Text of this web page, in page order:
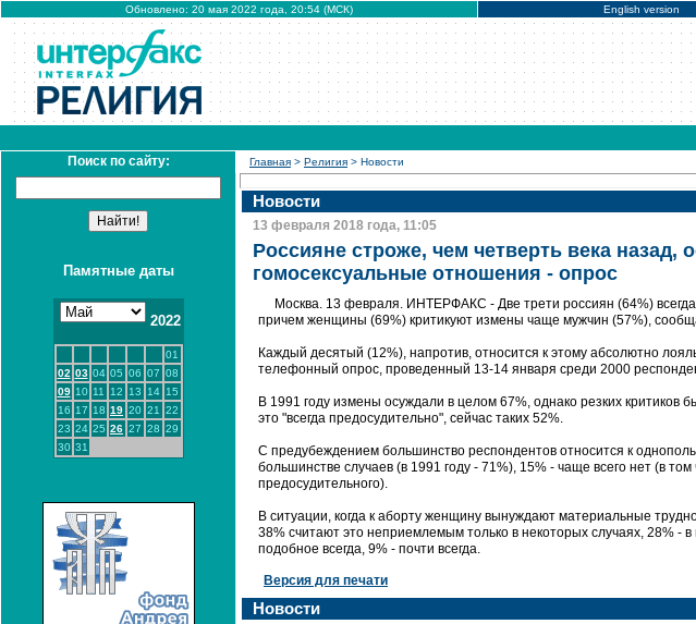
Обновлено: 20 мая 2022 года, 20:54 (МСК) English version
Поиск по сайту:
Памятные даты
2022
01
02 03 04 05 06 07 08
09 10 11 12 13 14 15
16 17 18 19 20 21
22
23 24 25 26 27 28 29
30 31
Главная > Религия > Новости
Новости
13 февраля 2018 года, 11:05
Россияне строже, чем четверть века назад,
гомосексуальные отношения - опрос
Москва. 13 февраля. ИНТЕРФАКС - Две трети россиян (64%)
причем женщины (69%) критикуют измены чаще мужчин (57%),
Каждый десятый (12%), напротив, относится к этому абсолютно
телефонный опрос, проведенный 13-14 января среди 2000
В 1991 году измены осуждали в целом 67%, однако резких критиков
это "всегда предосудительно", сейчас таких 52%.
С предубеждением большинство респондентов относится к
большинстве случаев (в 1991 году - 71%), 15% - чаще всего нет (в
предосудительного).
В ситуации, когда к аборту женщину вынуждают материальные
38% считают это неприемлемым только в некоторых случаях, 28%
подобное всегда, 9% - почти всегда.
Версия для печати
Новости